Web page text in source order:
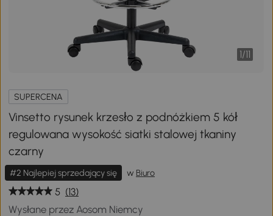
1/11
SUPERCENA
Vinsetto rysunek krzesło z podnóżkiem 5 kół
regulowana wysokość siatki stalowej tkaniny
czarny
#2 Najlepiej sprzedający się w Biuro
5 (13)
Wysłane przez Aosom Niemcy